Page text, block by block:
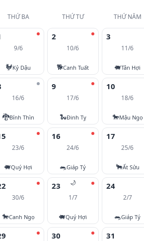
THỨ BA THỨ TƯ THỨ NĂM
9/6
🐓Kỷ Dậu
2
10/6
🐕Canh Tuất
3
11/6
🐖Tân Hợi
16/6
🐉Bính Thìn
9
17/6
🐍Đinh Tỵ
10
18/6
🐎Mậu Ngọ
23/6
🐖Quý Hợi
16
24/6
🐀Giáp Tý
17
25/6
🐂Ất Sửu
30/6
🐎Canh Ngọ
🌙
23
1/7
🐖Quý Hợi
24
2/7
🐀Giáp Tý
30 31